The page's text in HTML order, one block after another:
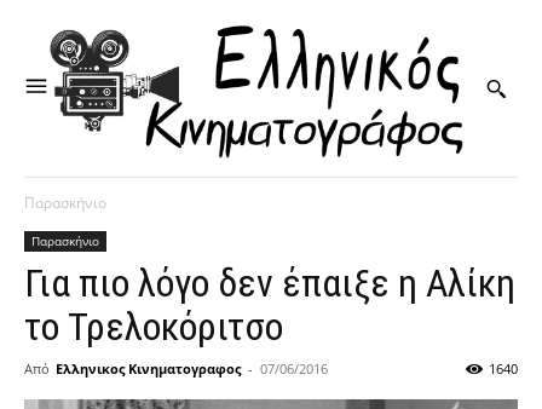
Παρασκήνιο
Παρασκήνιο
Για πιο λόγο δεν έπαιξε η Αλίκη
το Τρελοκόριτσο
Από Ελληνικος Κινηματογραφος - 07/06/2016 1640